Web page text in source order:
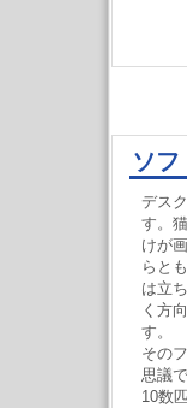
ソフ
デス
す。
けが
らと
は立
く方
す。
その
思議
10数